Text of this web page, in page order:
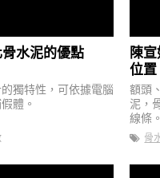
水泥的優點
獨特性，可依據電腦
體。
陳
位置
額頭
泥，
線條。
骨